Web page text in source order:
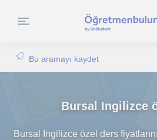
Bu aramayı kaydet
Bursal Ingilizce
Bursal Ingilizce özel ders